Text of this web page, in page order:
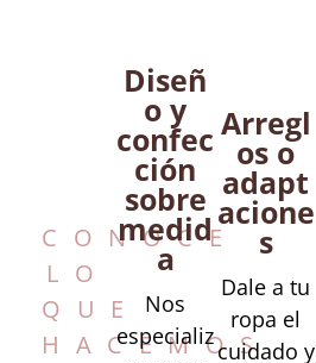
CONOCE
LO
QUE
HACEMOS
Diseñ
o y
confec
ción
sobre
medid
a
Nos
especializ
Arregl
os o
adapt
acione
s
Dale a tu
ropa el
cuidado y